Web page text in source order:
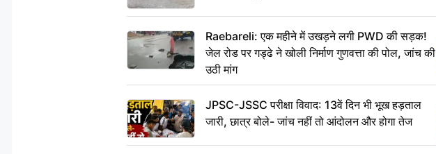
Raebareli: एक महीने में उखड़ने लगी PWD की सड़क!
जेल रोड पर गड्ढे ने खोली निर्माण गुणवत्ता की पोल, जांच की
उठी मांग
JPSC-JSSC परीक्षा विवाद: 13वें दिन भी भूख हड़ताल
जारी, छात्र बोले- जांच नहीं तो आंदोलन और होगा तेज